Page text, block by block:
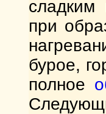
сладким
при
бурое,
полное